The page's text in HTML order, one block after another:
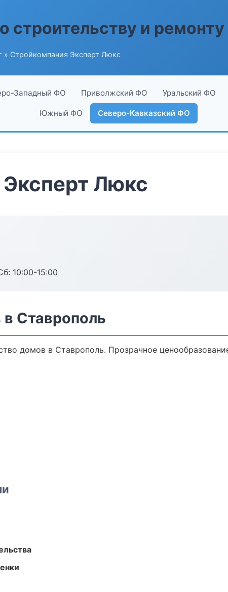
строительству и ремонту
» Стройкомпания Эксперт Люкс
Западный ФО Приволжский ФО Уральский ФО
Южный ФО Северо-Кавказский ФО
Люкс
10:00-15:00
Ставрополь
домов в Ставрополь. Прозрачное